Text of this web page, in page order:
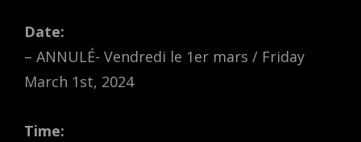
Date:
– ANNULÉ- Vendredi le 1er mars / Friday
March 1st, 2024
Time: